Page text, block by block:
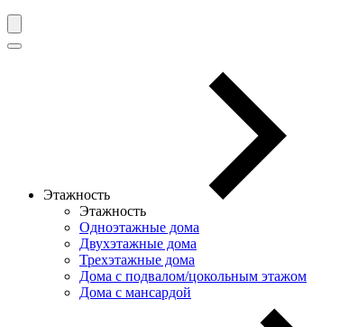
Этажность
Этажность
Одноэтажные дома
Двухэтажные дома
Трехэтажные дома
Дома с подвалом/цокольным этажом
Дома с мансардой